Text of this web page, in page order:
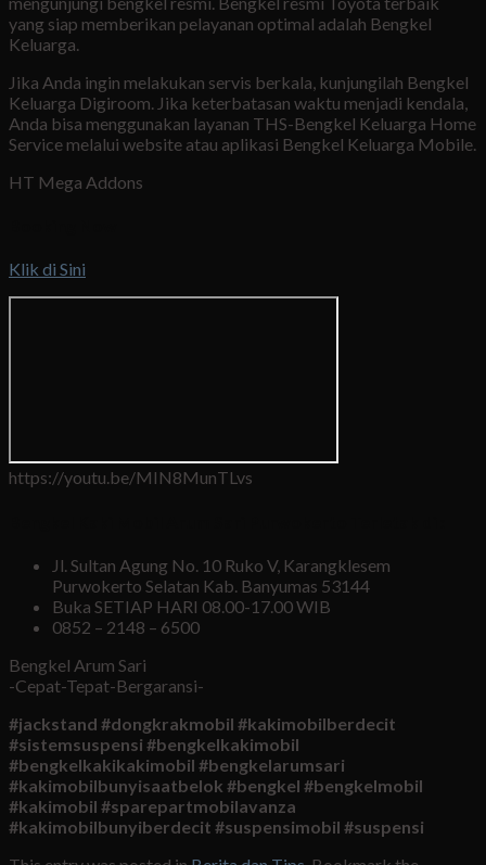
yang siap memberikan pelayanan optimal adalah Bengkel
Keluarga.
Jika Anda ingin melakukan servis berkala, kunjungilah Bengkel
Keluarga Digiroom. Jika keterbatasan waktu menjadi kendala,
Anda bisa menggunakan layanan THS-Bengkel Keluarga Home
Service melalui website atau aplikasi Bengkel Keluarga Mobile.
HT Mega Addons
Klik di Sini
https://youtu.be/MIN8MunTLvs
Jl. Sultan Agung No. 10 Ruko V, Karangklesem
Purwokerto Selatan Kab. Banyumas 53144
Buka SETIAP HARI 08.00-17.00 WIB
0852 – 2148 – 6500
Bengkel Arum Sari
-Cepat-Tepat-Bergaransi-
#jackstand #dongkrakmobil #kakimobilberdecit
#sistemsuspensi #bengkelkakimobil
#bengkelkakikakimobil #bengkelarumsari
#kakimobilbunyisaatbelok #bengkel #bengkelmobil
#kakimobil #sparepartmobilavanza
#kakimobilbunyiberdecit #suspensimobil #suspensi